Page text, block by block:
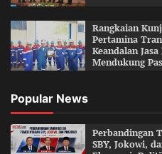
Rangkaian
Pertamina
Keandalan
Mendukung
Popular News
Perbandingan
SBY, Jokowi,